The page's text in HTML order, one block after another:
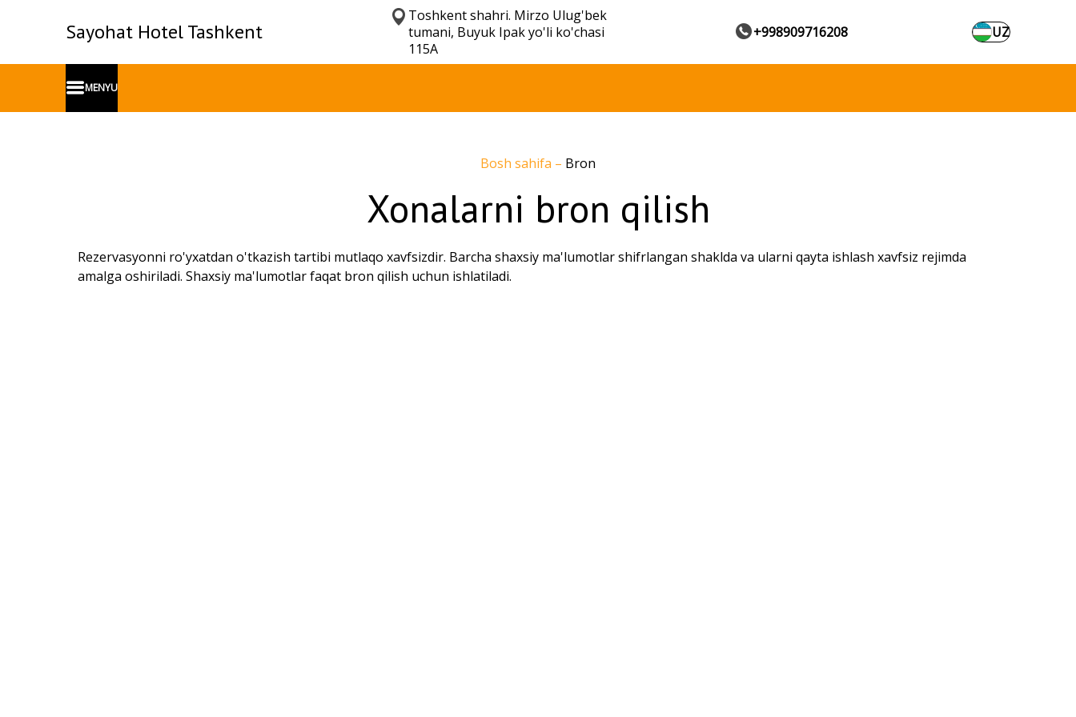
Sayohat Hotel Tashkent
Toshkent shahri. Mirzo Ulug'bek
tumani, Buyuk Ipak yo'li ko'chasi
115A
+998909716208 UZ
MENYU
Bosh sahifa – Bron
Xonalarni bron qilish
Rezervasyonni ro'yxatdan o'tkazish tartibi mutlaqo xavfsizdir. Barcha shaxsiy ma'lumotlar shifrlangan shaklda va ularni qayta ishlash xavfsiz rejimda
amalga oshiriladi. Shaxsiy ma'lumotlar faqat bron qilish uchun ishlatiladi.